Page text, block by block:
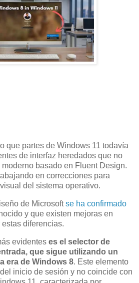
que partes de Windows 11 todavía
de interfaz heredados que no
basado en Fluent Design.
en correcciones para
del sistema operativo.
de Microsoftse ha confirmado
y que existen mejoras en
diferencias.
evidentes es el selector de
que sigue utilizando un
era de Windows 8. Este elemento
inicio de sesión y no coincide con